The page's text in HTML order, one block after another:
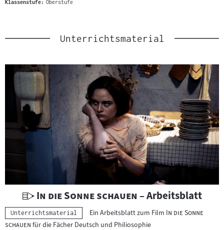
Klassenstufe: Oberstufe
Unterrichtsmaterial
U
n
t
"
In die Sonne schauen "
– Arbeitsblatt
Kategorie:
Unterrichtsmaterial Ein Arbeitsblatt zum Film "In die Sonne
schauen "für die Fächer Deutsch und Philiosophie